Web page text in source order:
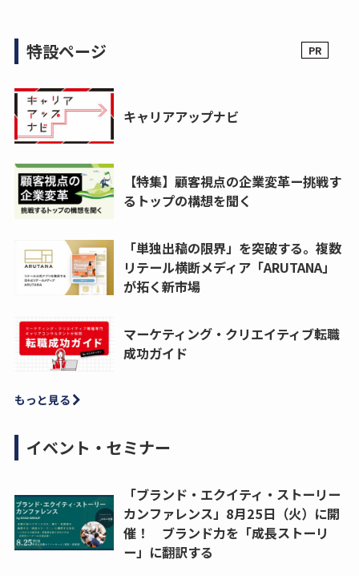
特設ページ
キャリアアップナビ
【特集】顧客視点の企業変革ー挑戦す
るトップの構想を聞く
「単独出稿の限界」を突破する。複数
リテール横断メディア「ARUTANA」
が拓く新市場
マーケティング・クリエイティブ転職
成功ガイド
もっと見る
イベント・セミナー
「ブランド・エクイティ・ストーリー
カンファレンス」8月25日（火）に開
催！ ブランド力を「成長ストーリ
ー」に翻訳する